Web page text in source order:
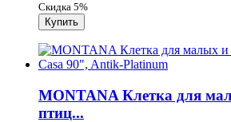
Скидка 5%
MONTANA Клетка для
птиц...